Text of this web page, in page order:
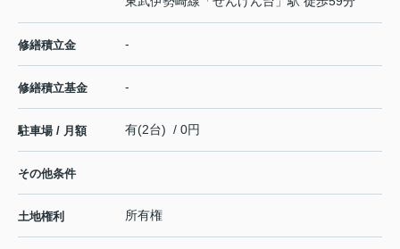
修繕積立金 -
修繕積立基金 -
駐車場 / 月額 有(2台) / 0円
その他条件
土地権利 所有権